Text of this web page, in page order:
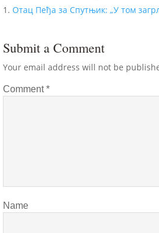
Отац Пеђа за Спутњик: „У том
Submit a Comment
Your email address will not be
Comment*
Name